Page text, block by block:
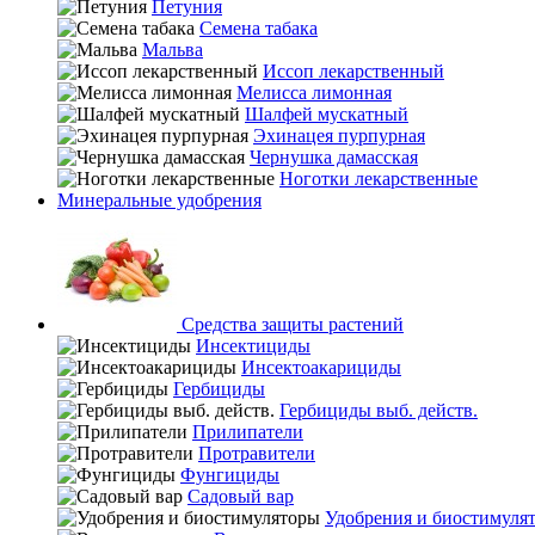
Петуния
Семена табака
Мальва
Иссоп лекарственный
Мелисса лимонная
Шалфей мускатный
Эхинацея пурпурная
Чернушка дамасская
Ноготки лекарственные
Минеральные удобрения
Средства защиты растений
Инсектициды
Инсектоакарициды
Гербициды
Гербициды выб. действ.
Прилипатели
Протравители
Фунгициды
Садовый вар
Удобрения и